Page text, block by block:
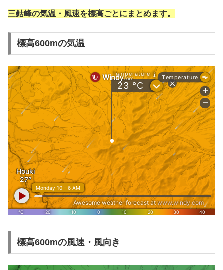
三鈷峰の気温・風速を標高ごとにまとめます。
標高600mの気温
標高600mの風速・風向き